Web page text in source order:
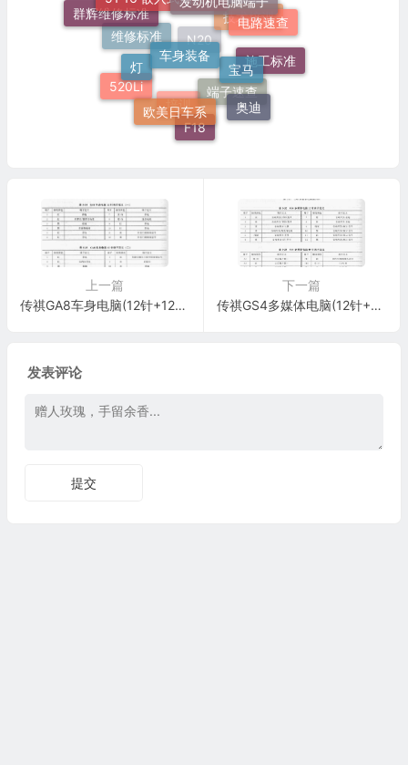
欧美日车系
F18
奥迪
宝马
车身装备
灯
520Li
培训
端子速查
施工标准
电路速查
群辉维修标准
维修标准
N20
技术培训
奔驰
上一篇
传祺GA8车身电脑(12针+12针+52针+52针)
下一篇
传祺GS4多媒体电脑(12针+40针)
发表评论